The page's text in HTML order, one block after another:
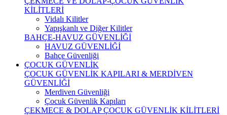
KİLİTLERİ
Vidalı Kilitler
Yapışkanlı ve Diğer Kilitler
BAHÇE-HAVUZ GÜVENLİĞİ
HAVUZ GÜVENLİĞİ
Bahçe Güvenliği
ÇOCUK GÜVENLİK
ÇOCUK GÜVENLİK KAPILARI & MERDİVEN
GÜVENLİĞİ
Merdiven Güvenliği
Çocuk Güvenlik Kapıları
ÇEKMECE & DOLAP ÇOCUK GÜVENLİK KİLİTLERİ